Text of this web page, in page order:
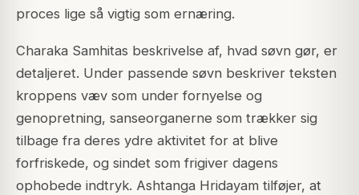
proces lige så vigtig som ernæring.
Charaka Samhitas beskrivelse af, hvad søvn gør, er
detaljeret. Under passende søvn beskriver teksten
kroppens væv som under fornyelse og
genopretning, sanseorganerne som trækker sig
tilbage fra deres ydre aktivitet for at blive
forfriskede, og sindet som frigiver dagens
ophobede indtryk. Ashtanga Hridayam tilføjer, at